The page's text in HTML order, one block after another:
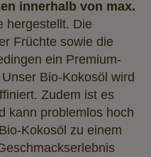
innerhalb von max.
hergestellt. Die
Früchte sowie die
ein Premium-
Bio-Kokosöl wird
Zudem ist es
kann problemlos hoch
Kokosöl zu einem